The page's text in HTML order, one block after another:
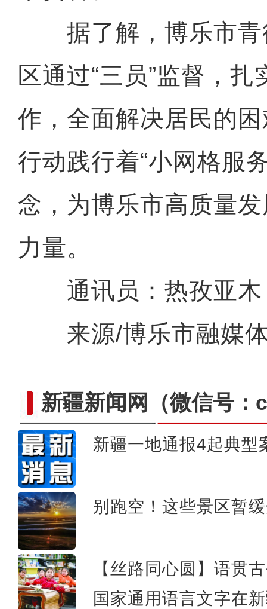
据了解，博乐市青
区通过“三员”监督，
作，全面解决居民的
行动践行着“小网格服
念，为博乐市高质量
力量。
通讯员：热孜亚木
来源/博乐市融媒
新疆新闻网 （微信号
新疆一地通报4起典型
别跑空！这些景区暂
【丝路同心圆】语
国家通用语言文字在